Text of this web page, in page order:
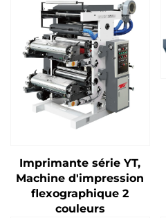
Imprimante série YT,
Machine d'impression
flexographique 2
couleurs